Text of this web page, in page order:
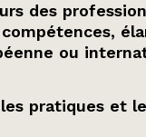
des
ou
pratiques et